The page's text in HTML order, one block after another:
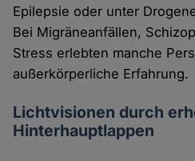
Epilepsie oder unter
Bei Migräneanfällen,
Stress erlebten manche
außerkörperliche Erfahrung.
Lichtvisionen durch
Hinterhauptlappen